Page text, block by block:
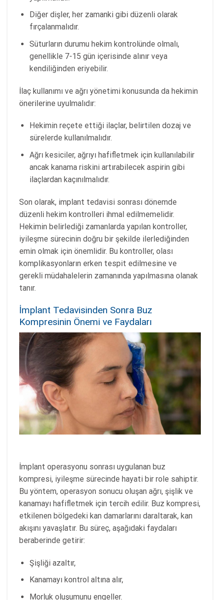
Diğer dişler, her zamanki gibi düzenli olarak
fırçalanmalıdır.
Süturların durumu hekim kontrolünde olmalı,
genellikle 7-15 gün içerisinde alınır veya
kendiliğinden eriyebilir.
İlaç kullanımı ve ağrı yönetimi konusunda da hekimin
önerilerine uyulmalıdır:
Hekimin reçete ettiği ilaçlar, belirtilen dozaj ve
sürelerde kullanılmalıdır.
Ağrı kesiciler, ağrıyı hafifletmek için kullanılabilir
ancak kanama riskini artırabilecek aspirin gibi
ilaçlardan kaçınılmalıdır.
Son olarak, implant tedavisi sonrası dönemde
düzenli hekim kontrolleri ihmal edilmemelidir.
Hekimin belirlediği zamanlarda yapılan kontroller,
iyileşme sürecinin doğru bir şekilde ilerlediğinden
emin olmak için önemlidir. Bu kontroller, olası
komplikasyonların erken tespit edilmesine ve
gerekli müdahalelerin zamanında yapılmasına olanak
tanır.
İmplant Tedavisinden Sonra Buz
Kompresinin Önemi ve Faydaları
İmplant operasyonu sonrası uygulanan buz
kompresi, iyileşme sürecinde hayati bir role sahiptir.
Bu yöntem, operasyon sonucu oluşan ağrı, şişlik ve
kanamayı hafifletmek için tercih edilir. Buz kompresi,
etkilenen bölgedeki kan damarlarını daraltarak, kan
akışını yavaşlatır. Bu süreç, aşağıdaki faydaları
beraberinde getirir:
Şişliği azaltır,
Kanamayı kontrol altına alır,
Morluk oluşumunu engeller.